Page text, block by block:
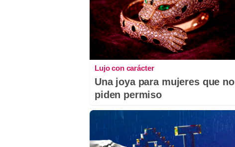
Lujo con carácter
Una joya para mujeres que no
piden permiso